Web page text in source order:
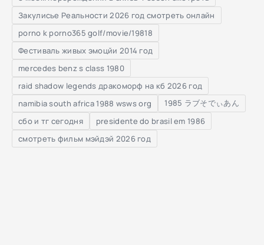
Закулисье Реальности 2026 год смотреть онлайн
porno k porno365 golf/movie/19818
Фестиваль живых эмоцйи 2014 год
mercedes benz s class 1980
raid shadow legends дракоморф на кб 2026 год
namibia south africa 1988 wsws org
1985 ラブそでぃあん
сбо и тг сегодня
presidente do brasil em 1986
смотреть фильм мэйдэй 2026 год